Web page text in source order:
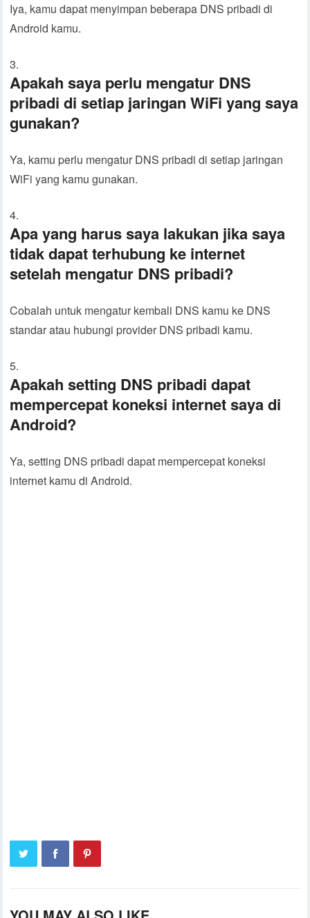
Iya, kamu dapat menyimpan beberapa DNS pribadi di
Android kamu.
Apakah saya perlu mengatur DNS
pribadi di setiap jaringan WiFi yang saya
gunakan?
Ya, kamu perlu mengatur DNS pribadi di setiap jaringan
WiFi yang kamu gunakan.
Apa yang harus saya lakukan jika saya
tidak dapat terhubung ke internet
setelah mengatur DNS pribadi?
Cobalah untuk mengatur kembali DNS kamu ke DNS
standar atau hubungi provider DNS pribadi kamu.
Apakah setting DNS pribadi dapat
mempercepat koneksi internet saya di
Android?
Ya, setting DNS pribadi dapat mempercepat koneksi
internet kamu di Android.